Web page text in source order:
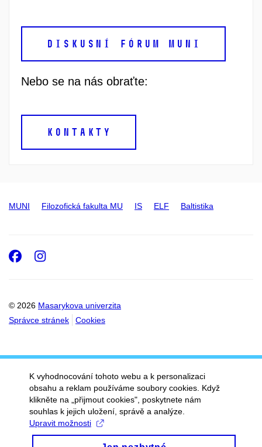
DISKUSNÍ FÓRUM MUNI
Nebo se na nás obraťte:
KONTAKTY
MUNI Filozofická fakulta MU IS ELF Baltistika
© 2026 Masarykova univerzita
Správce stránek
Cookies
Facebook
Instagram
K vyhodnocování tohoto webu a k personalizaci
obsahu a reklam používáme soubory cookies. Když
klikněte na „přijmout cookies", poskytnete nám
souhlas k jejich uložení, správě a analýze.
Upravit možnosti